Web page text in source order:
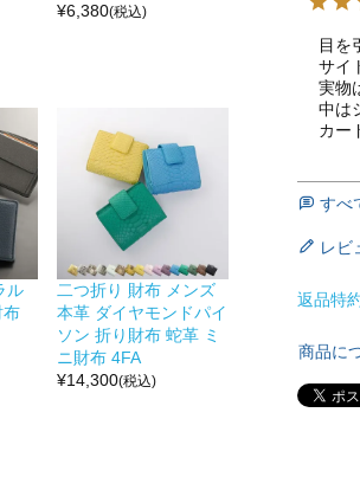
¥6,380(税込)
ル
布
二つ折り 財布 メンズ
本革 ダイヤモンドパイ
ソン 折り財布 蛇革 ミ
ニ財布 4FA
¥14,300(税込)
目を
サイ
実物
中は
すべ
レビ
返品特
商品に